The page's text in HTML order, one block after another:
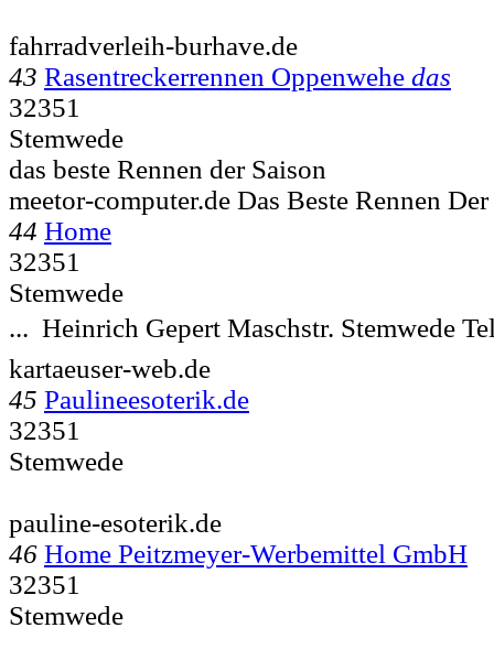
fahrradverleih-burhave.de
43 Rasentreckerrennen Oppenwehe das
32351
Stemwede
das beste Rennen der Saison
meetor-computer.de Das Beste Rennen
44 Home
32351
Stemwede
...  Heinrich Gepert Maschstr. Stemwede
kartaeuser-web.de
45 Paulineesoterik.de
32351
Stemwede
pauline-esoterik.de
46 Home Peitzmeyer-Werbemittel GmbH
32351
Stemwede